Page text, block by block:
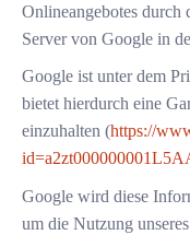
Onlineangebotes durch
Server von Google in
Google ist unter dem
bietet hierdurch eine
einzuhalten (https://
Google wird diese
um die Nutzung